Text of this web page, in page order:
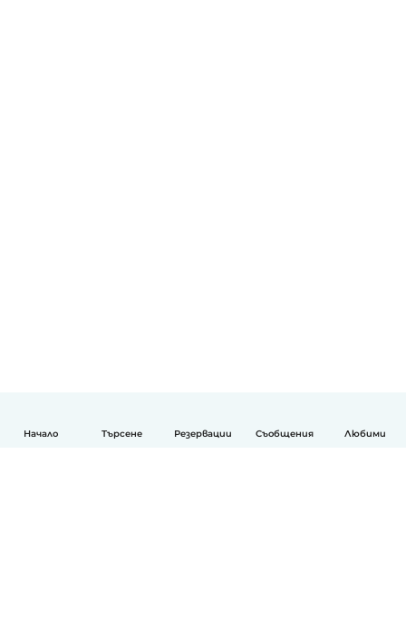
Начало Търсене Резервации Съобщения Любими